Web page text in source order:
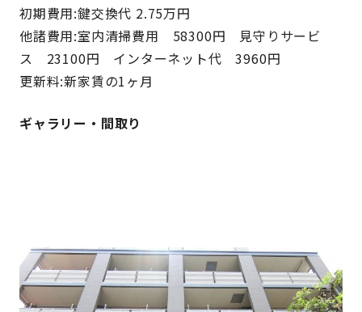
初期費用:鍵交換代 2.75万円
他諸費用:室内清掃費用 58300円 見守りサービ
ス 23100円 インターネット代 3960円
更新料:新家賃の1ヶ月
ギャラリー・間取り